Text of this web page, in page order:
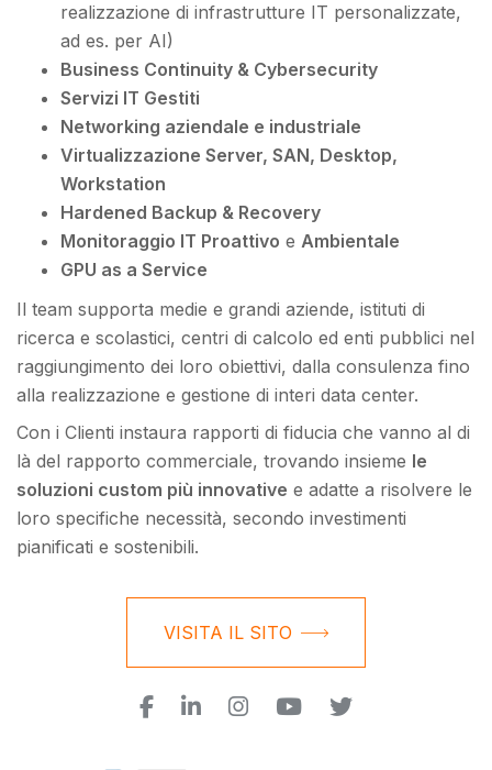
realizzazione di infrastrutture IT personalizzate,
ad es. per AI)
Business Continuity & Cybersecurity
Servizi IT Gestiti
Networking aziendale e industriale
Virtualizzazione Server, SAN, Desktop,
Workstation
Hardened Backup & Recovery
Monitoraggio IT Proattivo e Ambientale
GPU as a Service
Il team supporta medie e grandi aziende, istituti di
ricerca e scolastici, centri di calcolo ed enti pubblici nel
raggiungimento dei loro obiettivi, dalla consulenza fino
alla realizzazione e gestione di interi data center.
Con i Clienti instaura rapporti di fiducia che vanno al di
là del rapporto commerciale, trovando insieme le
soluzioni custom più innovative e adatte a risolvere le
loro specifiche necessità, secondo investimenti
pianificati e sostenibili.
VISITA IL SITO